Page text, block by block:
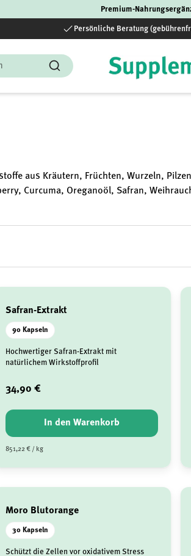
Premium-
Persönliche Beratung
Suchen
aus Kräutern, Früchten, Wurzeln,
Curcuma, Oreganoöl, Safran,
Safran-Extrakt
90 Kapseln
Hochwertiger Safran-Extrakt mit
natürlichem Wirkstoffprofil
34,90 €
In den Warenkorb
851,22 € / kg
Moro Blutorange
30 Kapseln
Schützt die Zellen vor oxidativem Stress